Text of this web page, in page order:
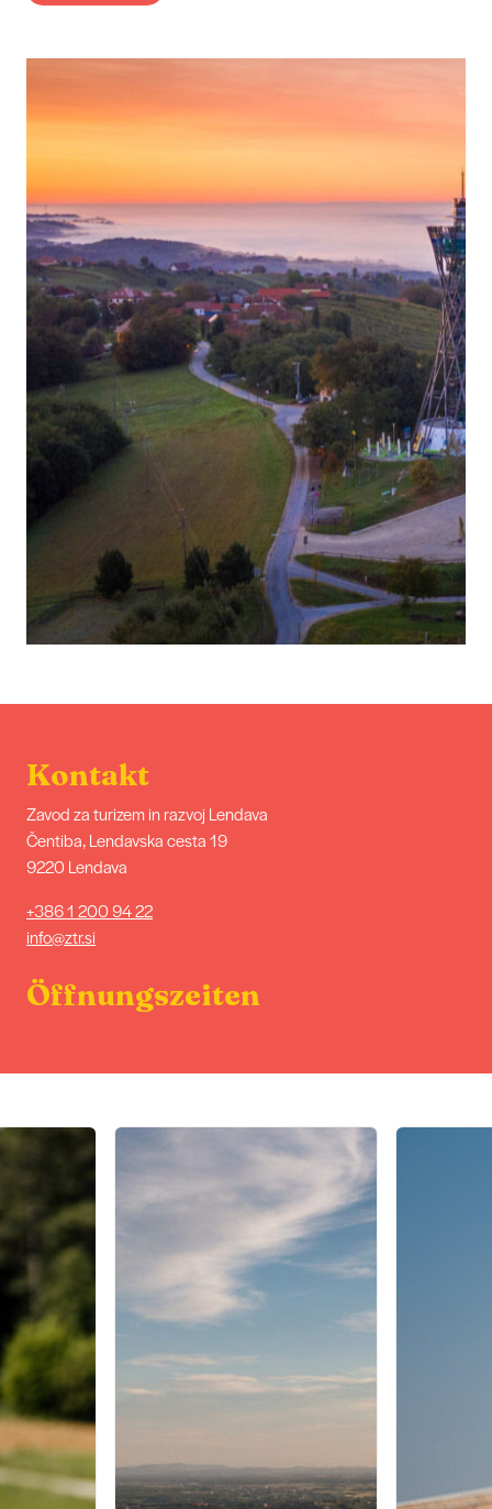
Kontakt
Zavod za turizem in razvoj Lendava
Čentiba, Lendavska cesta 19
9220 Lendava
+386 1 200 94 22
info@ztr.si
Öffnungszeiten